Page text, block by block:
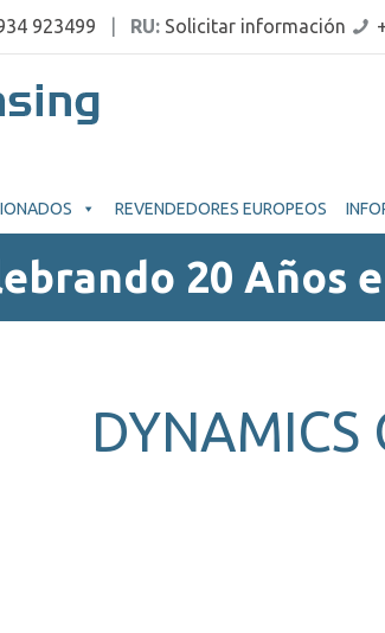
923499 RU: Solicitar información
REVENDEDORES EUROPEOS
20 Años
DYNAMICS